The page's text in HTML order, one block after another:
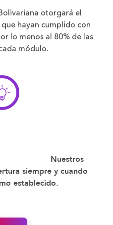
otorgará el
hayan cumplido con
lo menos al 80% de las
módulo.
siempre y cuando
establecido.